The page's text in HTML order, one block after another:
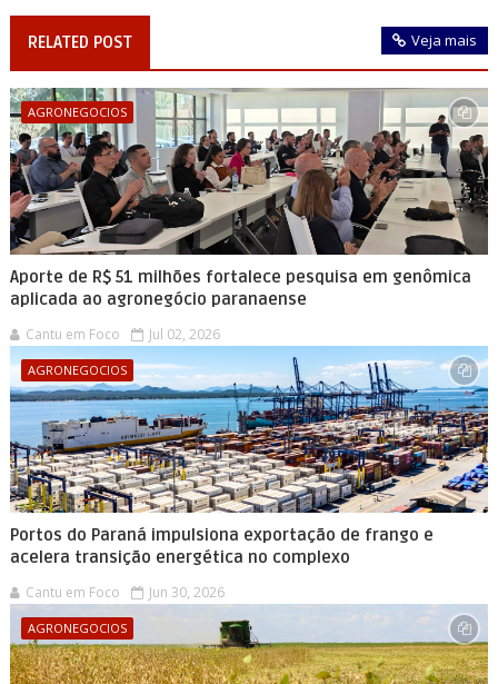
RELATED POST Veja mais
AGRONEGOCIOS
Aporte de R$ 51 milhões fortalece pesquisa em genômica
aplicada ao agronegócio paranaense
Cantu em Foco Jul 02, 2026
AGRONEGOCIOS
Portos do Paraná impulsiona exportação de frango e
acelera transição energética no complexo
Cantu em Foco Jun 30, 2026
AGRONEGOCIOS